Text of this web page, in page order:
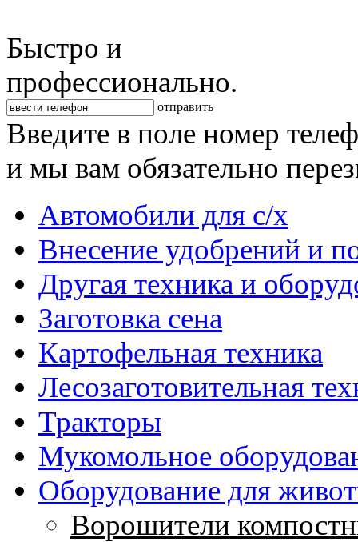
Быстро и
профессионально.
отправить
Введите в поле номер
и мы вам обязательно
Автомобили для с/х
Внесение удобрений и
Другая техника и
Заготовка сена
Картофельная техника
Лесозаготовительная
Тракторы
Мукомольное
Оборудование для
Ворошители